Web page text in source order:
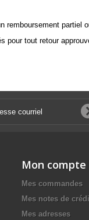
pour tout retour
Mon compte
Mes commandes
Mes notes de
Mes adresses